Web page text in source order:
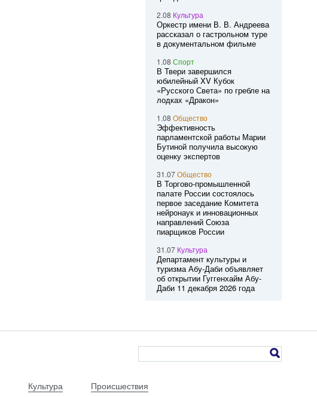
2.08 Культура
Оркестр имени В. В. Андреева
рассказал о гастрольном туре
в документальном фильме
1.08 Спорт
В Твери завершился
юбилейный XV Кубок
«Русского Света» по гребле на
лодках «Дракон»
1.08 Общество
Эффективность
парламентской работы Марии
Бутиной получила высокую
оценку экспертов
31.07Общество
В Торгово-промышленной
палате России состоялось
первое заседание Комитета
нейронаук и инновационных
направлений Союза
пиарщиков России
31.07 Культура
Департамент культуры и
туризма Абу-Даби объявляет
об открытии Гуггенхайм Абу-
Даби 11 декабря 2026 года
Культура Происшествия